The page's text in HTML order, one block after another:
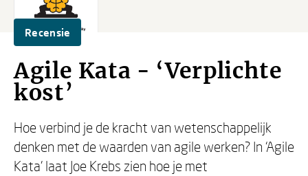
Recensie
Agile Kata - ‘Verplichte
kost’
Hoe verbind je de kracht van wetenschappelijk
denken met de waarden van agile werken? In ‘Agile
Kata’ laat Joe Krebs zien hoe je met